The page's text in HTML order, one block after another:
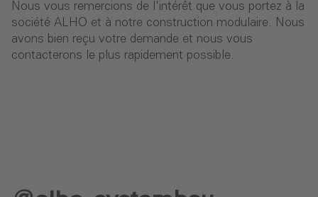
Nous vous remercions de l'intérêt que vous portez à la
société ALHO et à notre construction modulaire. Nous
avons bien reçu votre demande et nous vous
contacterons le plus rapidement possible.